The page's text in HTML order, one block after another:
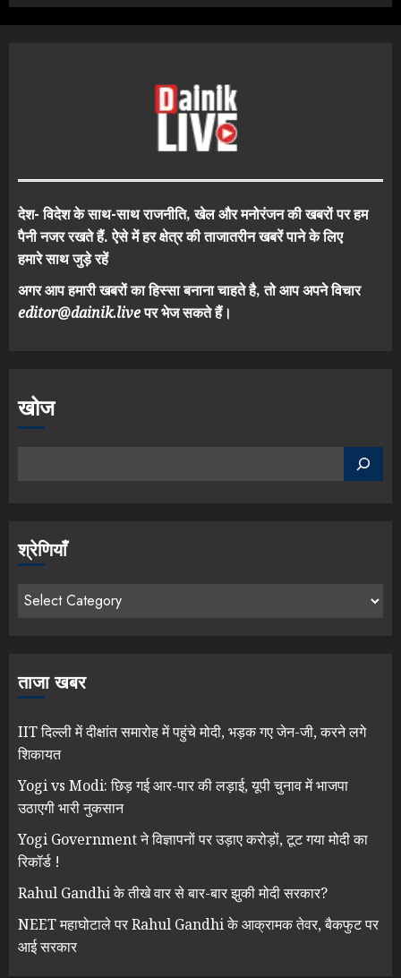
देश- विदेश के साथ-साथ राजनीति, खेल और मनोरंजन की खबरों पर हम
पैनी नजर रखते हैं. ऐसे में हर क्षेत्र की ताजातरीन खबरें पाने के लिए
हमारे साथ जुड़े रहें
अगर आप हमारी खबरों का हिस्सा बनाना चाहते है, तो आप अपने विचार
editor@dainik.liveपर भेज सकते हैं।
खोज
श्रेणियाँ
ताजा खबर
IIT दिल्ली में दीक्षांत समारोह में पहुंचे मोदी, भड़क गए जेन-जी, करने लगे
शिकायत
Yogi vs Modi: छिड़ गई आर-पार की लड़ाई, यूपी चुनाव में भाजपा
उठाएगी भारी नुकसान
Yogi Government ने विज्ञापनों पर उड़ाए करोड़ों, टूट गया मोदी का
रिकॉर्ड !
Rahul Gandhi के तीखे वार से बार-बार झुकी मोदी सरकार?
NEET महाघोटाले पर Rahul Gandhi के आक्रामक तेवर, बैकफुट पर
आई सरकार